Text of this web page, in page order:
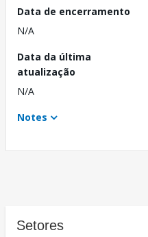
Data de encerramento
N/A
Data da última
atualização
N/A
Notes
Setores